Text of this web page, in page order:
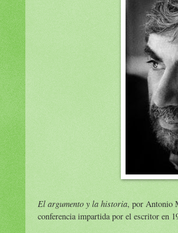
El argumento y la historia, por Antonio
conferencia impartida por el escritor en